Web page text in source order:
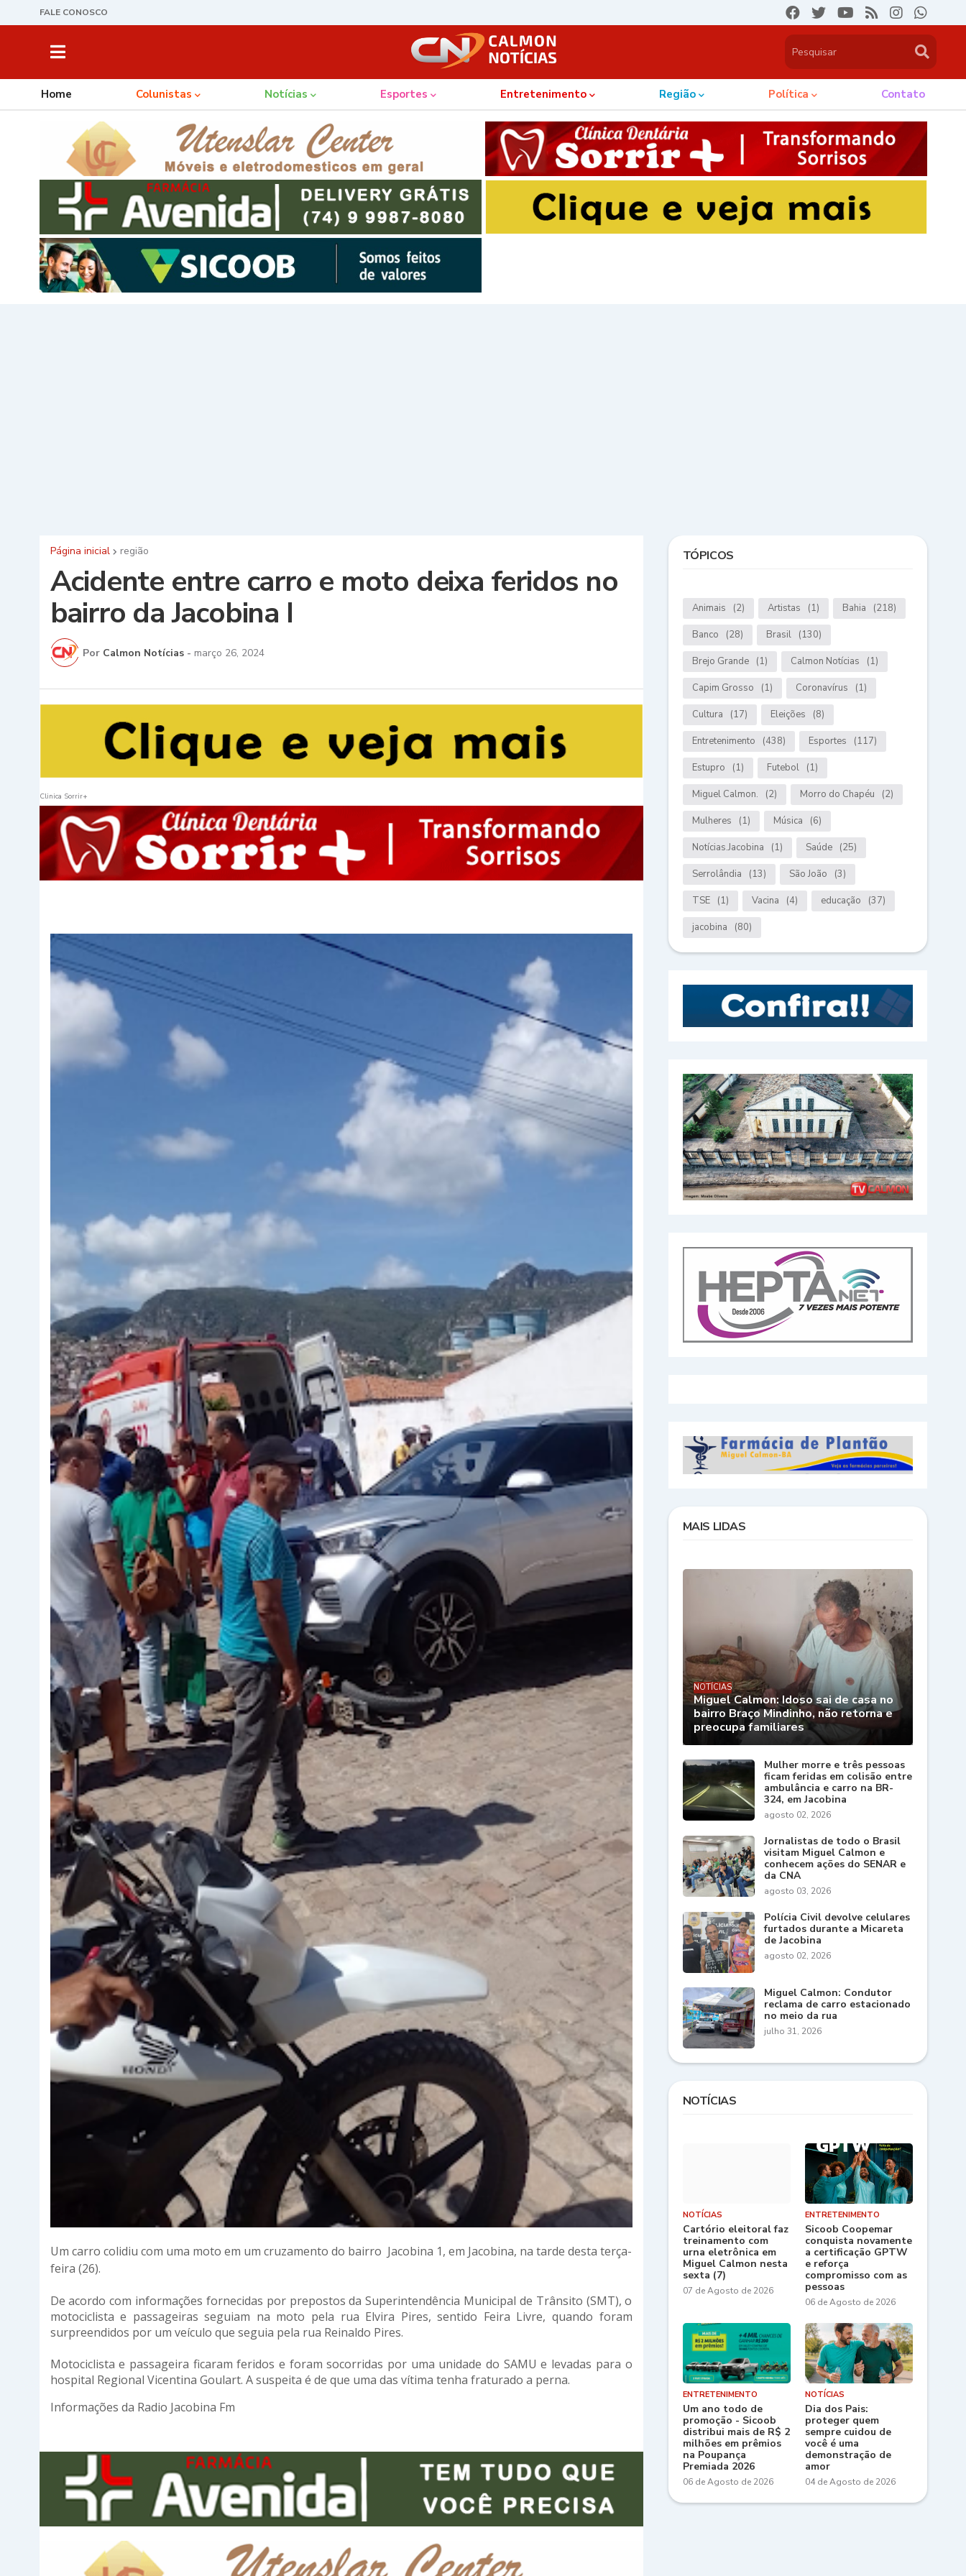
FALE CONOSCO
Home Colunistas Notícias Esportes Entretenimento Região Política Contato
Página inicial região
Acidente entre carro e moto deixa feridos no
bairro da Jacobina I
Por Calmon Notícias - março 26, 2024
Clinica Sorrir+
Um carro colidiu com uma moto em um cruzamento do bairro Jacobina 1, em Jacobina, na tarde desta terça-
feira (26).
De acordo com informações fornecidas por prepostos da Superintendência Municipal de Trânsito (SMT), o
motociclista e passageiras seguiam na moto pela rua Elvira Pires, sentido Feira Livre, quando foram
surpreendidos por um veículo que seguia pela rua Reinaldo Pires.
Motociclista e passageira ficaram feridos e foram socorridas por uma unidade do SAMU e levadas para o
hospital Regional Vicentina Goulart. A suspeita é de que uma das vítima tenha fraturado a perna.
Informações da Radio Jacobina Fm
TÓPICOS
Animais (2) Artistas (1) Bahia (218)
Banco (28) Brasil (130)
Brejo Grande (1) Calmon Notícias (1)
Capim Grosso (1) Coronavírus (1)
Cultura (17) Eleições (8)
Entretenimento (438) Esportes (117)
Estupro (1) Futebol (1)
Miguel Calmon. (2) Morro do Chapéu (2)
Mulheres (1) Música (6)
Notícias.Jacobina (1) Saúde (25)
Serrolândia (13) São João (3)
TSE (1) Vacina (4) educação (37)
jacobina (80)
MAIS LIDAS
NOTÍCIAS
Miguel Calmon: Idoso sai de casa no
bairro Braço Mindinho, não retorna e
preocupa familiares
Mulher morre e três pessoas
ficam feridas em colisão entre
ambulância e carro na BR-
324, em Jacobina
agosto 02, 2026
Jornalistas de todo o Brasil
visitam Miguel Calmon e
conhecem ações do SENAR e
da CNA
agosto 03, 2026
Polícia Civil devolve celulares
furtados durante a Micareta
de Jacobina
agosto 02, 2026
Miguel Calmon: Condutor
reclama de carro estacionado
no meio da rua
julho 31, 2026
NOTÍCIAS
NOTÍCIAS
Cartório eleitoral faz
treinamento com
urna eletrônica em
Miguel Calmon nesta
sexta (7)
07 de Agosto de 2026
ENTRETENIMENTO
Sicoob Coopemar
conquista novamente
a certificação GPTW
e reforça
compromisso com as
pessoas
06 de Agosto de 2026
ENTRETENIMENTO
Um ano todo de
promoção - Sicoob
distribui mais de R$ 2
milhões em prêmios
na Poupança
Premiada 2026
06 de Agosto de 2026
NOTÍCIAS
Dia dos Pais:
proteger quem
sempre cuidou de
você é uma
demonstração de
amor
04 de Agosto de 2026